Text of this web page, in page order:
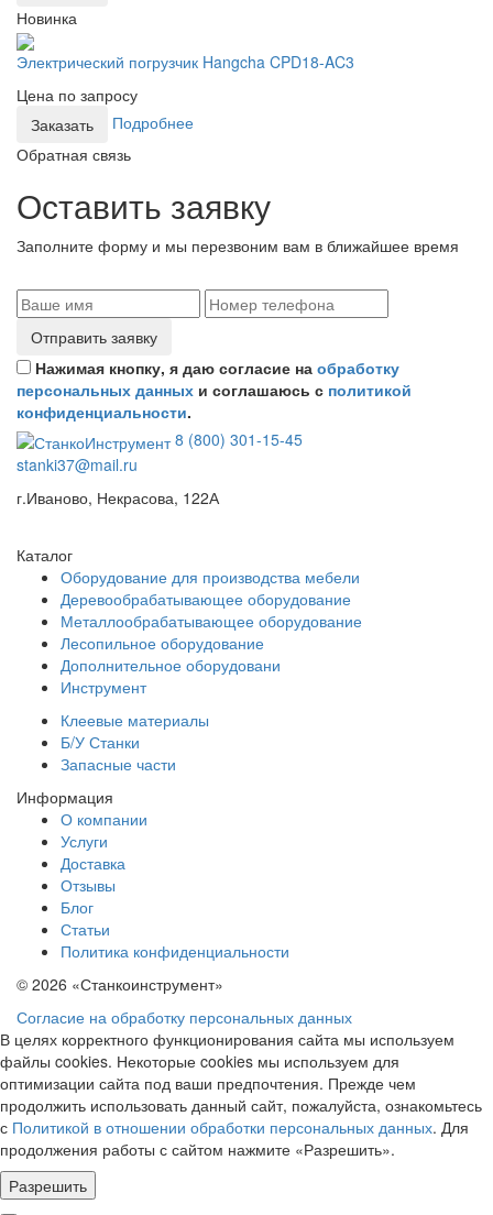
Новинка
Электрический погрузчик Hangcha CPD18-AC3
Цена по запросу
Заказать
Подробнее
Обратная связь
Оставить заявку
Заполните форму и мы перезвоним вам в ближайшее время
Отправить заявку
Нажимая кнопку, я даю согласие на обработку
персональных данных и соглашаюсь с политикой
конфиденциальности.
8 (800) 301-15-45
stanki37@mail.ru
г.Иваново, Некрасова, 122А
Каталог
Оборудование для производства мебели
Деревообрабатывающее оборудование
Металлообрабатывающее оборудование
Лесопильное оборудование
Дополнительное оборудовани
Инструмент
Клеевые материалы
Б/У Станки
Запасные части
Информация
О компании
Услуги
Доставка
Отзывы
Блог
Статьи
Политика конфиденциальности
© 2026 «Станкоинструмент»
Согласие на обработку персональных данных
В целях корректного функционирования сайта мы используем
файлы cookies. Некоторые cookies мы используем для
оптимизации сайта под ваши предпочтения. Прежде чем
продолжить использовать данный сайт, пожалуйста, ознакомьтесь
с Политикой в отношении обработки персональных данных. Для
продолжения работы с сайтом нажмите «Разрешить».
Разрешить